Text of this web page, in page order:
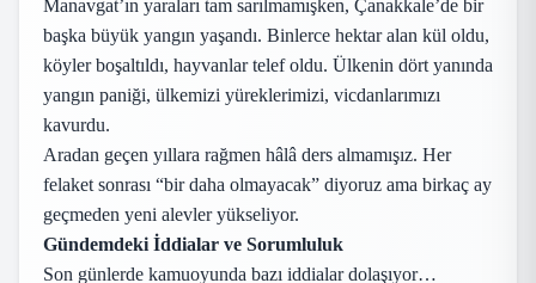
Manavgat’ın yaraları tam sarılmamışken, Çanakkale’de bir
başka büyük yangın yaşandı. Binlerce hektar alan kül oldu,
köyler boşaltıldı, hayvanlar telef oldu. Ülkenin dört yanında
yangın paniği, ülkemizi yüreklerimizi, vicdanlarımızı
kavurdu.
Aradan geçen yıllara rağmen hâlâ ders almamışız. Her
felaket sonrası “bir daha olmayacak” diyoruz ama birkaç ay
geçmeden yeni alevler yükseliyor.
Gündemdeki İddialar ve Sorumluluk
Son günlerde kamuoyunda bazı iddialar dolaşıyor…